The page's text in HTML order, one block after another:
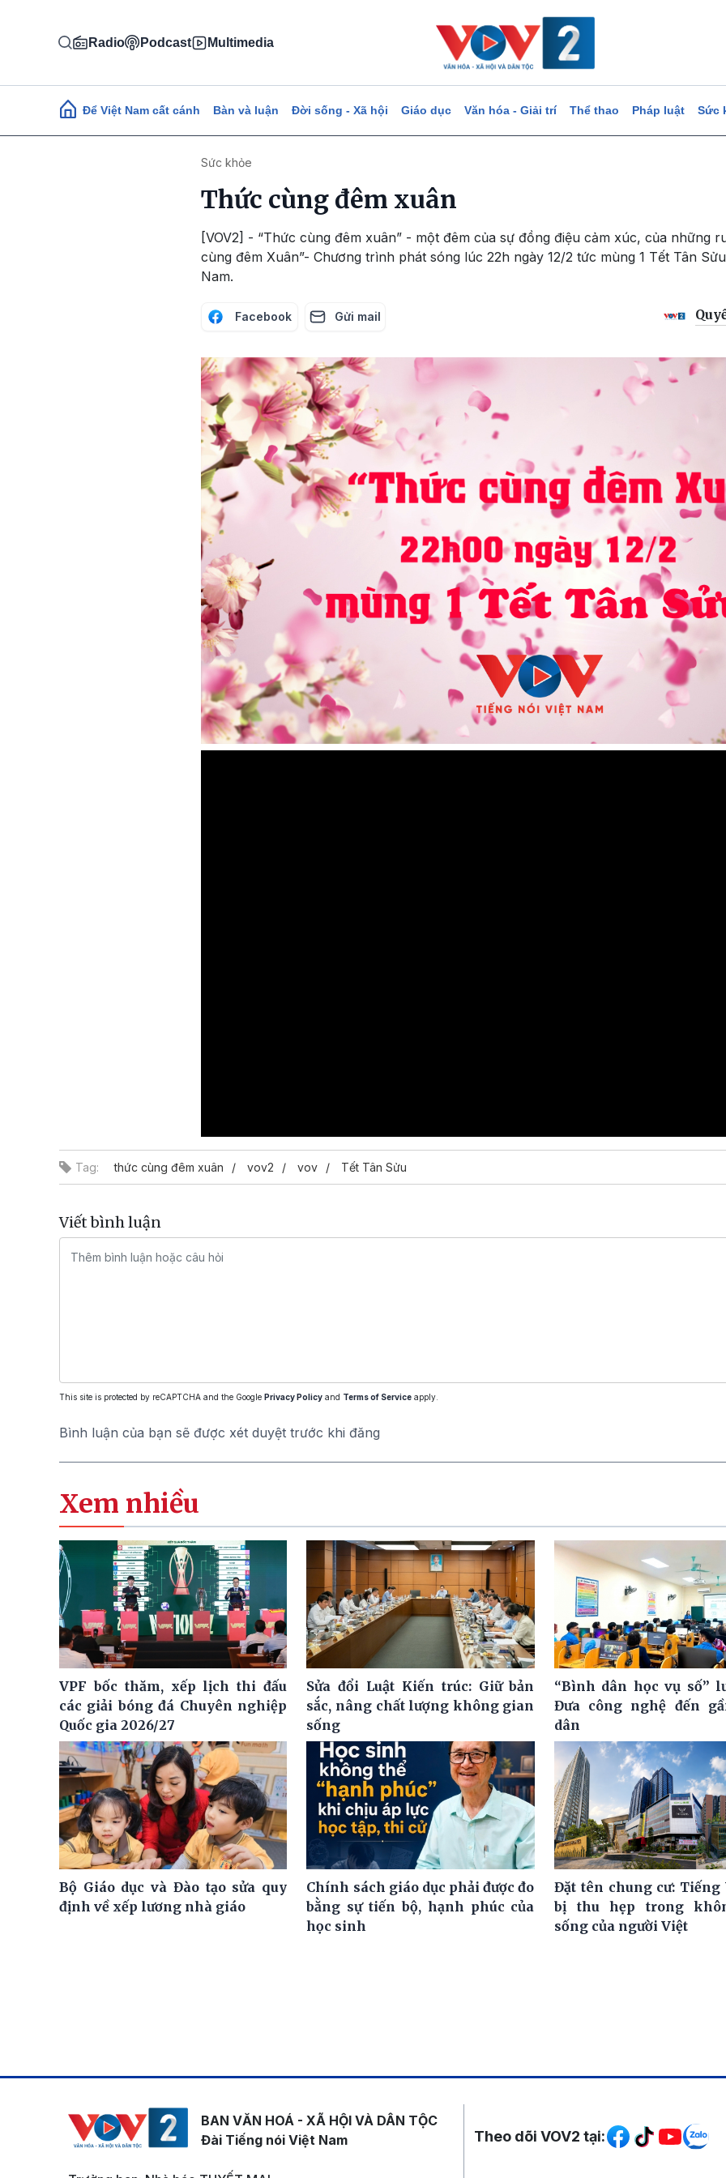
Radio Podcast Multimedia
Main navigation
Để Việt Nam cất cánh Bàn và luận Đời sống - Xã hội Giáo dục Văn hóa - Giải trí Thể thao Pháp luật Sức
Sức khỏe
Thức cùng đêm xuân
[VOV2] - “Thức cùng đêm xuân” - một đêm của sự đồng điệu cảm xúc, của những
cùng đêm Xuân”- Chương trình phát sóng lúc 22h ngày 12/2 tức mùng 1 Tết Tân
Nam.
Facebook Gửi mail
Tag: thức cùng đêm xuân vov2 vov Tết Tân Sửu
Viết bình luận
This site is protected by reCAPTCHA and the Google Privacy Policy and Terms of Service apply.
Bình luận của bạn sẽ được xét duyệt trước khi đăng
Xem nhiều
VPF bốc thăm, xếp lịch thi đấu
các giải bóng đá Chuyên nghiệp
Quốc gia 2026/27
Sửa đổi Luật Kiến trúc: Giữ bản
sắc, nâng chất lượng không gian
sống
“Bình dân học vụ số”
Đưa công nghệ đến
dân
Bộ Giáo dục và Đào tạo sửa quy
định về xếp lương nhà giáo
Chính sách giáo dục phải được đo
bằng sự tiến bộ, hạnh phúc của
học sinh
Đặt tên chung cư: Tiếng
bị thu hẹp trong
sống của người Việt
BAN VĂN HOÁ - XÃ HỘI VÀ DÂN TỘC
Đài Tiếng nói Việt Nam
Mạng xã hội
Theo dõi VOV2 tại: